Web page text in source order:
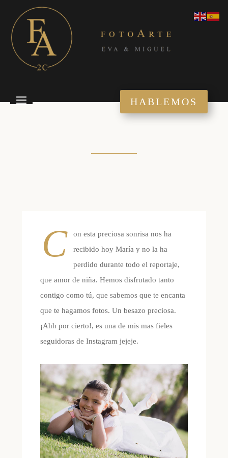
HABLEMOS
C
on esta preciosa sonrisa nos ha
recibido hoy María y no la ha
perdido durante todo el reportaje,
que amor de niña. Hemos disfrutado tanto
contigo como tú, que sabemos que te encanta
que te hagamos fotos. Un besazo preciosa.
¡Ahh por cierto!, es una de mis mas fieles
seguidoras de Instagram jejeje.